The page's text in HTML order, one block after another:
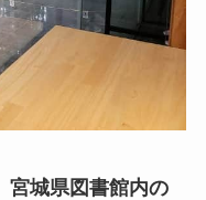
宮城県図書館内の